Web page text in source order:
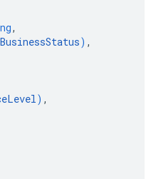
,
BusinessStatus) ,
) ,